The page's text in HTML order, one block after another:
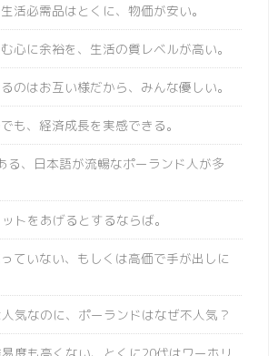
活必需品はとくに、物価が安い。
心に余裕を、生活の質レベルが高い。
のはお互い様だから、みんな優しい。
も、経済成長を実感できる。
、日本語が流暢なポーランド人が多
トをあげるとするならば。
ていない、もしくは高価で手が出しに
気なのに、ポーランドはなぜ不人気？